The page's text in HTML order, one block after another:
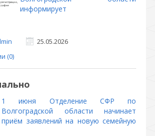
информирует
25.05.2026
(0)
1 июня Отделение СФР по
Волгоградской области начинает
приём заявлений на новую семейную